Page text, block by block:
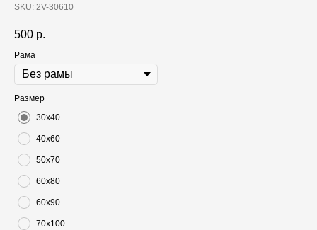
SKU: 2V-30610
500 р.
Рама
Размер
30х40
40х60
50х70
60х80
60х90
70х100